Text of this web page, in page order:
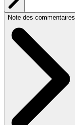
Note des commentaires